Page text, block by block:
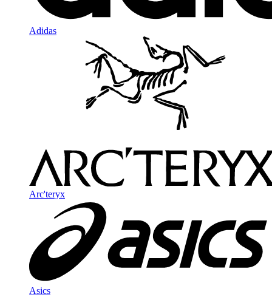
Adidas
Arc'teryx
Asics